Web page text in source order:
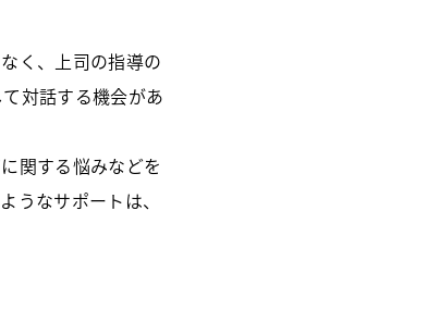
く、上司の指導の
対話する機会があ
関する悩みなどを
うなサポートは、